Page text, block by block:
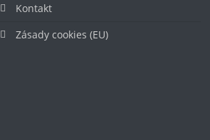
Kontakt
Zásady cookies (EU)